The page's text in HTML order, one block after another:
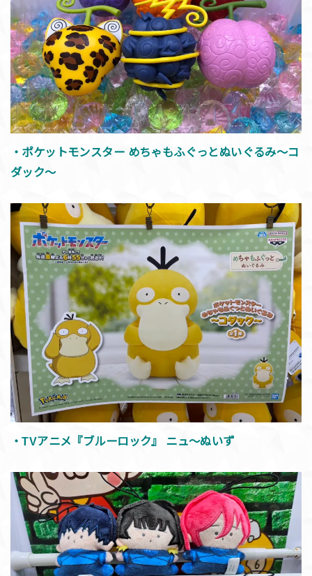
・ポケットモンスター めちゃもふぐっとぬいぐるみ～コ
ダック～
・TVアニメ『ブルーロック』 ニュ～ぬいず